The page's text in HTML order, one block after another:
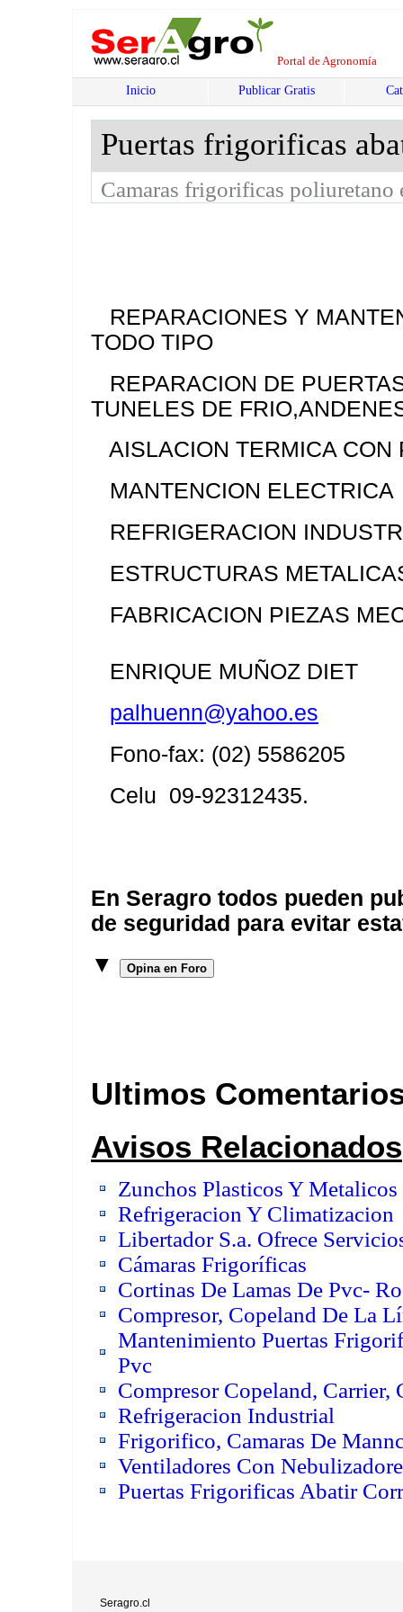
Portal de Agronomía
Inicio Publicar Gratis
Puertas frigorificas
Camaras frigorificas poliuretano
REPARACIONES Y
TODO TIPO
REPARACION DE
TUNELES DE
AISLACION TERMICA CON
MANTENCION ELECTRICA
REFRIGERACION
ESTRUCTURAS
FABRICACION PIEZAS
ENRIQUE MUÑOZ DIET
palhuenn@yahoo.es
Fono-fax: (02) 5586205
Celu 09-92312435.
En Seragro todos pueden
de seguridad para evitar
▼
Opina en Foro
Ultimos
Avisos Relacionados
Zunchos Plasticos Y Metalicos
Refrigeracion Y Climatizacion
Libertador S.a. Ofrece
Cámaras Frigoríficas
Cortinas De Lamas De Pvc-
Compresor, Copeland De La
Mantenimiento Puertas
Pvc
Compresor Copeland,
Refrigeracion Industrial
Frigorifico, Camaras De
Ventiladores Con
Puertas Frigorificas Abatir
Seragro.cl